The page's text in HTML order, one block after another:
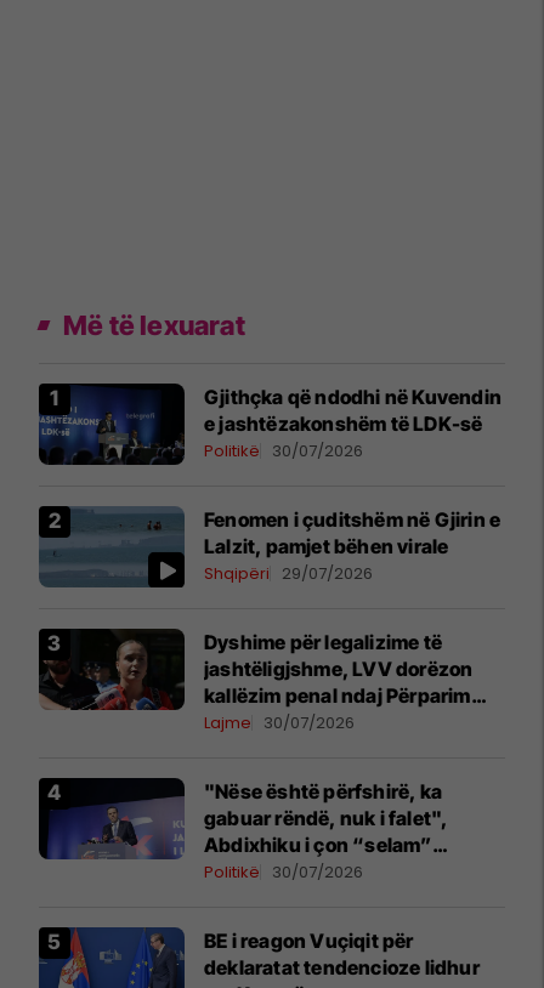
Më të lexuarat
Gjithçka që ndodhi në Kuvendin
e jashtëzakonshëm të LDK-së
Politikë 30/07/2026
Fenomen i çuditshëm në Gjirin e
Lalzit, pamjet bëhen virale
Shqipëri 29/07/2026
Dyshime për legalizime të
jashtëligjshme, LVV dorëzon
kallëzim penal ndaj Përparim
Ramës dhe zyrtarëve të
Lajme 30/07/2026
"Nëse është përfshirë, ka
gabuar rëndë, nuk i falet",
Abdixhiku i çon “selam”
Përparim Ramës
Politikë 30/07/2026
BE i reagon Vuçiqit për
deklaratat tendencioze lidhur